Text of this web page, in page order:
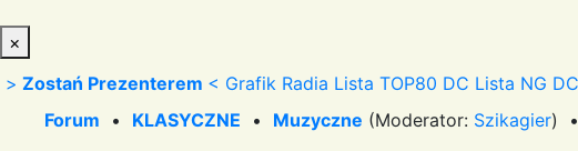
×
> Zostań Prezenterem < Grafik Radia Lista TOP80 DC Lista NG DC
Forum • KLASYCZNE • Muzyczne (Moderator: Szikagier) •